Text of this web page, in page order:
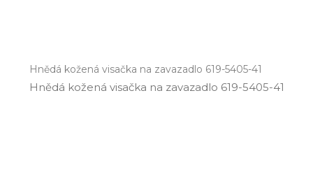
Hnědá kožená visačka na zavazadlo 619-5405-41
Hnědá kožená visačka na zavazadlo 619­-5405­-41